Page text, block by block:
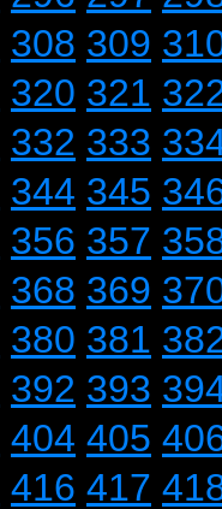
308 309
320 321
332 333
344 345
356 357
368 369
380 381
392 393
404 405
416 417